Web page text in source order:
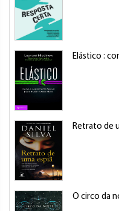
Elástico :
Retrato de
O circo da